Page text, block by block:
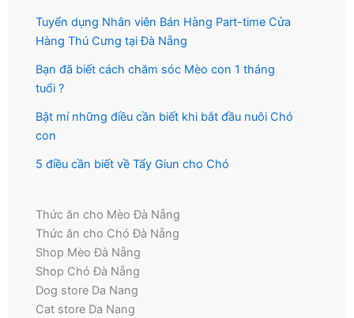
Tuyển dụng Nhân viên Bán Hàng Part-time Cửa
Hàng Thú Cưng tại Đà Nẵng
Bạn đã biết cách chăm sóc Mèo con 1 tháng
tuổi ?
Bật mí những điều cần biết khi bắt đầu nuôi Chó
con
5 điều cần biết về Tẩy Giun cho Chó
Thức ăn cho Mèo Đà Nẵng
Thức ăn cho Chó Đà Nẵng
Shop Mèo Đà Nẵng
Shop Chó Đà Nẵng
Dog store Da Nang
Cat store Da Nang